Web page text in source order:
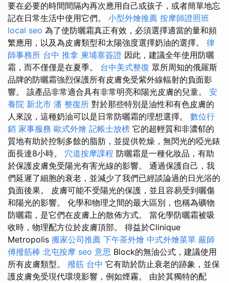
要在必要的時間間隔內再次應用自己或孩子，或者簡單地忘
記在日常生活中使用它們。 小型外燴推薦 按摩師證照班
local seo 為了使防曬霜真正有效，必須選擇適當的量和頻
繁應用，以及為皮膚類型和太陽強度選擇奶油的選擇。 律
師事務所 台中 推拿 柬埔寨簽證 因此，建議全年使用防曬
霜，而不僅僅是在夏季。 台中美式整復 眾所周知的俄羅斯
品牌的防曬霜強烈保護所有皮膚免受紫外線輻射的負面影
響。 該產品非常適合具有非常明亮和陽光皮膚的兒童。 安
養院 新北市 潘 整復所 對於那些特別是油性和有色皮膚的
人來說，這種奶油可以是日常防曬霜的理想選擇。 數位行
銷 家事服務 歐式外燴 記帳士放榜 它的超輕質和非濃郁的
質地有助於控制多餘的脂肪，並提供乾燥，無閃光的啞光錶
面長達8小時。 穴道按摩課程 防曬霜是一種化妝品，有助
於保護皮膚免受陽光有害光線的影響。 通過保護自己，我
們延遲了細胞的衰老，並減少了我們已經談論過的日光浴的
負面後果。 皮膚可能不受陽光的保護，並且容易受到曬傷
和陽光的影響。 化學和物理之間的最大區別，也稱為礦物
防曬霜，是它們在皮膚上的散佈方式。 當化學防曬霜被吸
收時，物理配方位於皮膚頂部。 得益於Clinique
Metropolis 搬家公司推薦 下午茶外燴 中式外燴菜單 嚴師
傅撥筋棒 北屯按摩 seo 意思 Block的無油公式，建議使用
所有皮膚類型。 撥筋 台中 它有助於防止衰老的跡象，並保
護皮膚免受現代環境影響，例如煙霧。 由於其獨特的配